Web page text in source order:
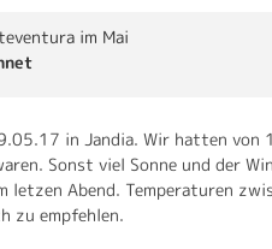
im Mai
in Jandia. Wir hatten von
Sonst viel Sonne und der
letzen Abend. Temperaturen
zu empfehlen.